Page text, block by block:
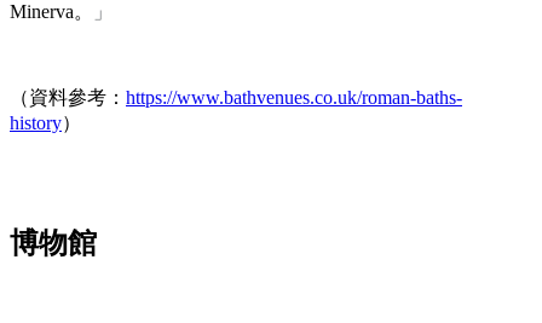
Minerva。
」
（資料參考： https://www.bathvenues.co.uk/roman-baths-
history）
博物館